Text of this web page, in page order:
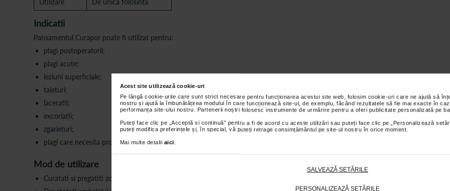
Acest site utilizează cookie-uri
Pe lângă cookie-urile care sunt strict necesare pentru funcționarea acestui site web, folosim cookie-uri care ne ajută să
nostru și ajută la îmbunătățirea modului în care funcționează site-ul, de exemplu, făcând rezultatele să fie mai exacte în
performanța site-ului nostru. Partenerii noștri folosesc instrumente de urmărire pentru a oferi publicitate personalizată pe
Puteți face clic pe „Acceptă si continuă” pentru a fi de acord cu aceste utilizări sau puteți face clic pe „Personalizează
puteți modifica preferințele și, în special, vă puteți retrage consimțământul pe site-ul nostru în orice moment.
Mai multe detalii aici
SALVEAZĂ SETĂRILE
PERSONALIZEAZĂ SETĂRILE
Utilizare
De unica folosinta
Indicatii
Pansamentul Curapor poate fi utilizat pentru:
plagi postoperatorii;
plagi acute;
leziuni superficiale;
taieturi;
laceratii;
excoriatii;
zgarieturi;
plagi care necesita protectie mecanica si acoperire sterila.
Mod de utilizare
Curatati si pregatiti zona conform protocolului medical aplicabil.